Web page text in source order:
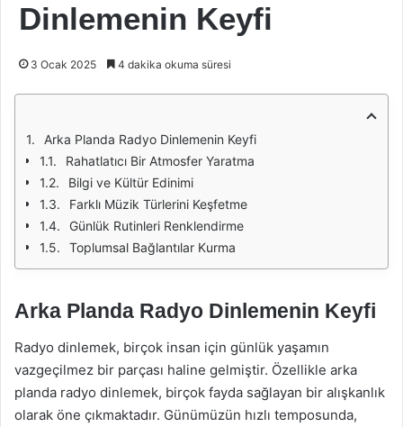
Dinlemenin Keyfi
3 Ocak 2025 4 dakika okuma süresi
Arka Planda Radyo Dinlemenin Keyfi
Rahatlatıcı Bir Atmosfer Yaratma
Bilgi ve Kültür Edinimi
Farklı Müzik Türlerini Keşfetme
Günlük Rutinleri Renklendirme
Toplumsal Bağlantılar Kurma
Arka Planda Radyo Dinlemenin Keyfi
Radyo dinlemek, birçok insan için günlük yaşamın
vazgeçilmez bir parçası haline gelmiştir. Özellikle arka
planda radyo dinlemek, birçok fayda sağlayan bir alışkanlık
olarak öne çıkmaktadır. Günümüzün hızlı temposunda,